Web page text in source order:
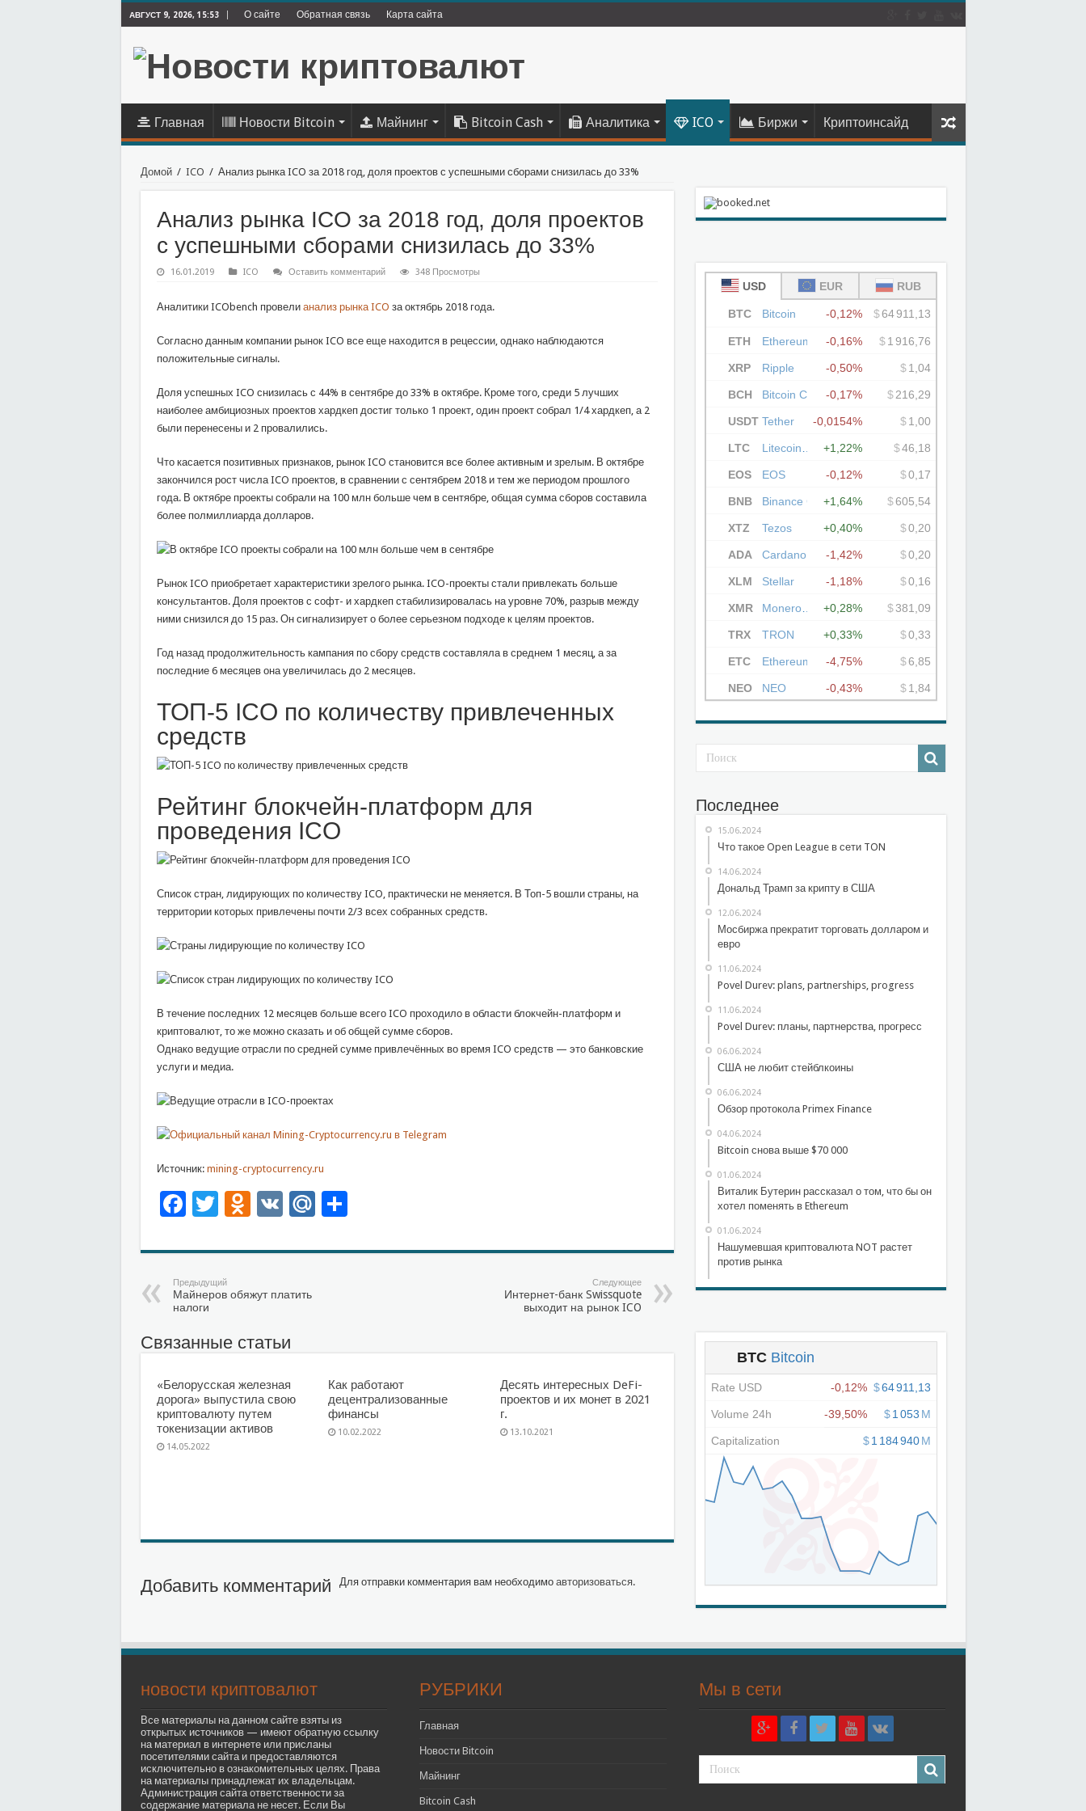
АВГУСТ 9, 2026, 15:53 О сайте Обратная связь Карта сайта
Главная Новости Bitcoin Майнинг Bitcoin Cash Аналитика ICO Биржи Криптоинсайд
Домой / ICO / Анализ рынка ICO за 2018 год, доля проектов с успешными сборами снизилась до 33%
Анализ рынка ICO за 2018 год, доля проектов
с успешными сборами снизилась до 33%
16.01.2019 ICO Оставить комментарий 348 Просмотры
Аналитики ICObench провели анализ рынка ICO за октябрь 2018 года.
Согласно данным компании рынок ICO все еще находится в рецессии, однако наблюдаются
положительные сигналы.
Доля успешных ICO снизилась с 44% в сентябре до 33% в октябре. Кроме того, среди 5 лучших
наиболее амбициозных проектов хардкеп достиг только 1 проект, один проект собрал 1/4 хардкеп, а 2
были перенесены и 2 провалились.
Что касается позитивных признаков, рынок ICO становится все более активным и зрелым. В октябре
закончился рост числа ICO проектов, в сравнении с сентябрем 2018 и тем же периодом прошлого
года. В октябре проекты собрали на 100 млн больше чем в сентябре, общая сумма сборов составила
более полмиллиарда долларов.
Рынок ICO приобретает характеристики зрелого рынка. ICO-проекты стали привлекать больше
консультантов. Доля проектов с софт- и хардкеп стабилизировалась на уровне 70%, разрыв между
ними снизился до 15 раз. Он сигнализирует о более серьезном подходе к целям проектов.
Год назад продолжительность кампания по сбору средств составляла в среднем 1 месяц, а за
последние 6 месяцев она увеличилась до 2 месяцев.
ТОП-5 ICO по количеству привлеченных
средств
Рейтинг блокчейн-платформ для
проведения ICO
Список стран, лидирующих по количеству ICO, практически не меняется. В Топ-5 вошли страны, на
территории которых привлечены почти 2/3 всех собранных средств.
В течение последних 12 месяцев больше всего ICO проходило в области блокчейн-платформ и
криптовалют, то же можно сказать и об общей сумме сборов.
Однако ведущие отрасли по средней сумме привлечённых во время ICO средств — это банковские
услуги и медиа.
Источник:mining-cryptocurrency.ru
Facebook
Twitter
Odnoklassniki
VKMail.Ru
Отправить
Предыдущий
Майнеров обяжут платить
налоги
Следующее
Интернет-банк Swissquote
выходит на рынок ICO
Связанные статьи
«Белорусская железная
дорога» выпустила свою
криптовалюту путем
токенизации активов
14.05.2022
Как работают
децентрализованные
финансы
10.02.2022
Десять интересных DeFi-
проектов и их монет в 2021
г.
13.10.2021
Добавить комментарий Для отправки комментария вам необходимо авторизоваться.
Последнее
15.06.2024
Что такое Open League в сети TON
14.06.2024
Дональд Трамп за крипту в США
12.06.2024
Мосбиржа прекратит торговать долларом и
евро
11.06.2024
Povel Durev: plans, partnerships, progress
11.06.2024
Povel Durev: планы, партнерства, прогресс
06.06.2024
США не любит стейблкоины
06.06.2024
Обзор протокола Primex Finance
04.06.2024
Bitcoin снова выше $70 000
01.06.2024
Виталик Бутерин рассказал о том, что бы он
хотел поменять в Ethereum
01.06.2024
Нашумевшая криптовалюта NOT растет
против рынка
новости криптовалют
Все материалы на данном сайте взяты из
открытых источников — имеют обратную ссылку
на материал в интернете или присланы
посетителями сайта и предоставляются
исключительно в ознакомительных целях. Права
на материалы принадлежат их владельцам.
Администрация сайта ответственности за
содержание материала не несет. Если Вы
РУБРИКИ
Главная
Новости Bitcoin
Майнинг
Bitcoin Cash
Мы в сети